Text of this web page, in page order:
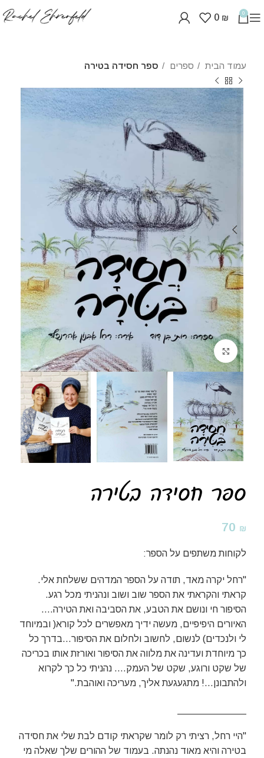
0
0 ₪
עמוד הבית ספרים ספר חסידה בטירה
לחצו להגדלה
ספר חסידה בטירה
70 ₪
לקוחות משתפים על הספר:
"רחל יקרה מאד, תודה על הספר המדהים ששלחת אלי.
קראתי והקראתי את הספר שוב ושוב ונהניתי מכל רגע.
הסיפור חי ונושם את הטבע, את הסביבה ואת הטירה….
האיורים היפיפיים, מעשה ידיך מאפשרים לכל קורא( ובמיוחד
לי ולנכדים) לנשום, לחשוב ולחלום את הסיפור…בדרך כל
כך מיוחדת ועדינה את מלווה את הסיפור ואורזת אותו בכריכה
של שקט ורוגע, שקט של העמק…. נהניתי כל כך לקרוא
ולהתבונן…! מתגעגעת אליך, מעריכה ואוהבת."
"היי רחל, רציתי רק לומר שקראתי קודם לבת שלי את חסידה
בטירה והיא מאוד נהנתה. בעמוד של ההורים שלך שאלה מי